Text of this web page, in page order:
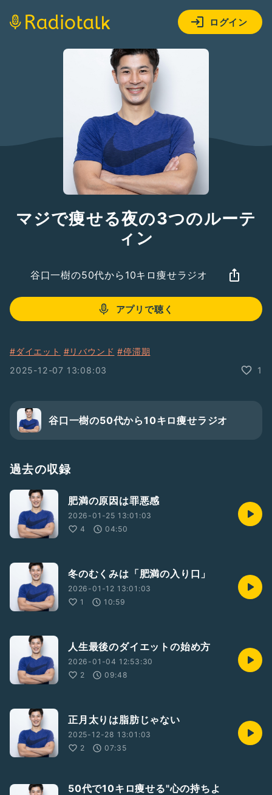
ログイン
マジで痩せる夜の3つのルーテ
ィン
谷口一樹の50代から10キロ痩せラジオ
アプリで聴く
#ダイエット #リバウンド #停滞期
2025-12-07 13:08:03
1
谷口一樹の50代から10キロ痩せラジオ
過去の収録
肥満の原因は罪悪感
2026-01-25 13:01:03
4
04:50
冬のむくみは「肥満の入り口」
2026-01-12 13:01:03
1
10:59
人生最後のダイエットの始め方
2026-01-04 12:53:30
2
09:48
正月太りは脂肪じゃない
2025-12-28 13:01:03
2
07:35
50代で10キロ痩せる"心の持ちよ